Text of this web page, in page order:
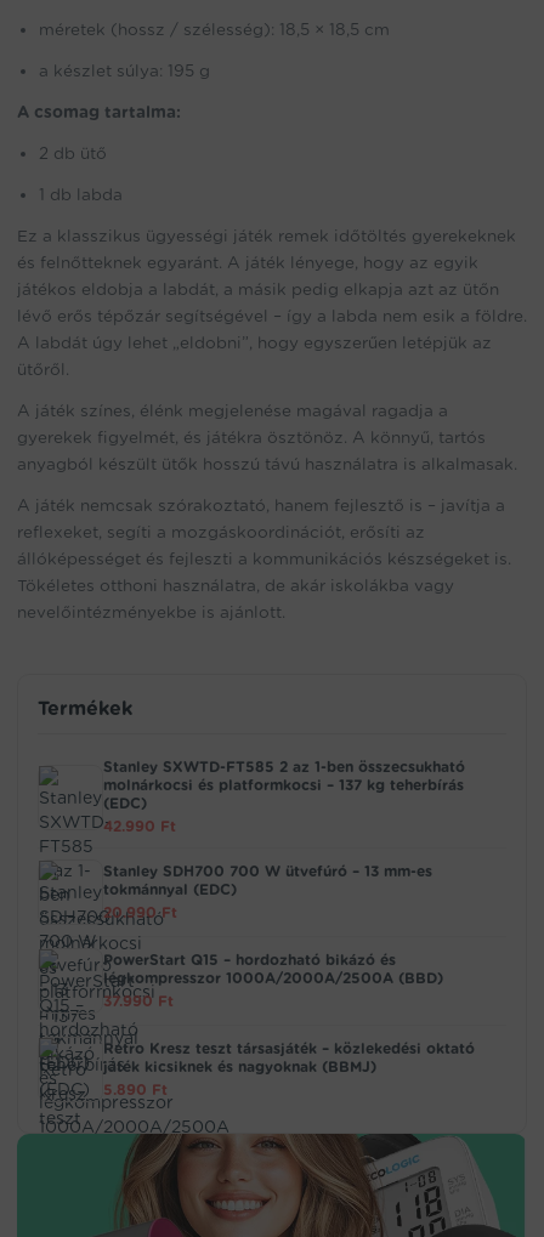
méretek (hossz / szélesség): 18,5 × 18,5 cm
a készlet súlya: 195 g
A csomag tartalma:
2 db ütő
1 db labda
Ez a klasszikus ügyességi játék remek időtöltés gyerekeknek
és felnőtteknek egyaránt. A játék lényege, hogy az egyik
játékos eldobja a labdát, a másik pedig elkapja azt az ütőn
lévő erős tépőzár segítségével – így a labda nem esik a földre.
A labdát úgy lehet „eldobni”, hogy egyszerűen letépjük az
ütőről.
A játék színes, élénk megjelenése magával ragadja a
gyerekek figyelmét, és játékra ösztönöz. A könnyű, tartós
anyagból készült ütők hosszú távú használatra is alkalmasak.
A játék nemcsak szórakoztató, hanem fejlesztő is – javítja a
reflexeket, segíti a mozgáskoordinációt, erősíti az
állóképességet és fejleszti a kommunikációs készségeket is.
Tökéletes otthoni használatra, de akár iskolákba vagy
nevelőintézményekbe is ajánlott.
Termékek
Stanley SXWTD-FT585 2 az 1-ben összecsukható
molnárkocsi és platformkocsi – 137 kg teherbírás
(EDC)
42.990 Ft
Stanley SDH700 700 W ütvefúró – 13 mm-es
tokmánnyal (EDC)
20.990Ft
PowerStart Q15 – hordozható bikázó és
légkompresszor 1000A/2000A/2500A (BBD)
37.990 Ft
Retro Kresz teszt társasjáték – közlekedési oktató
játék kicsiknek és nagyoknak (BBMJ)
5.890 Ft